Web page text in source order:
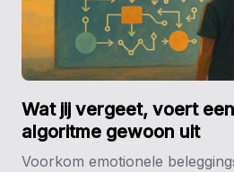
Wat jij vergeet, voert een
algoritme gewoon uit
Voorkom emotionele